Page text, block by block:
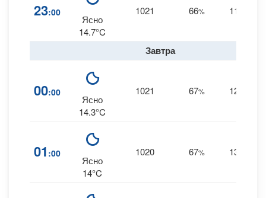
23:00
Ясно
14.7°C
1021 66% 11
Завтра
00:00
Ясно
14.3°C
1021 67% 12
01 :00
Ясно
14°C
1020 67% 13